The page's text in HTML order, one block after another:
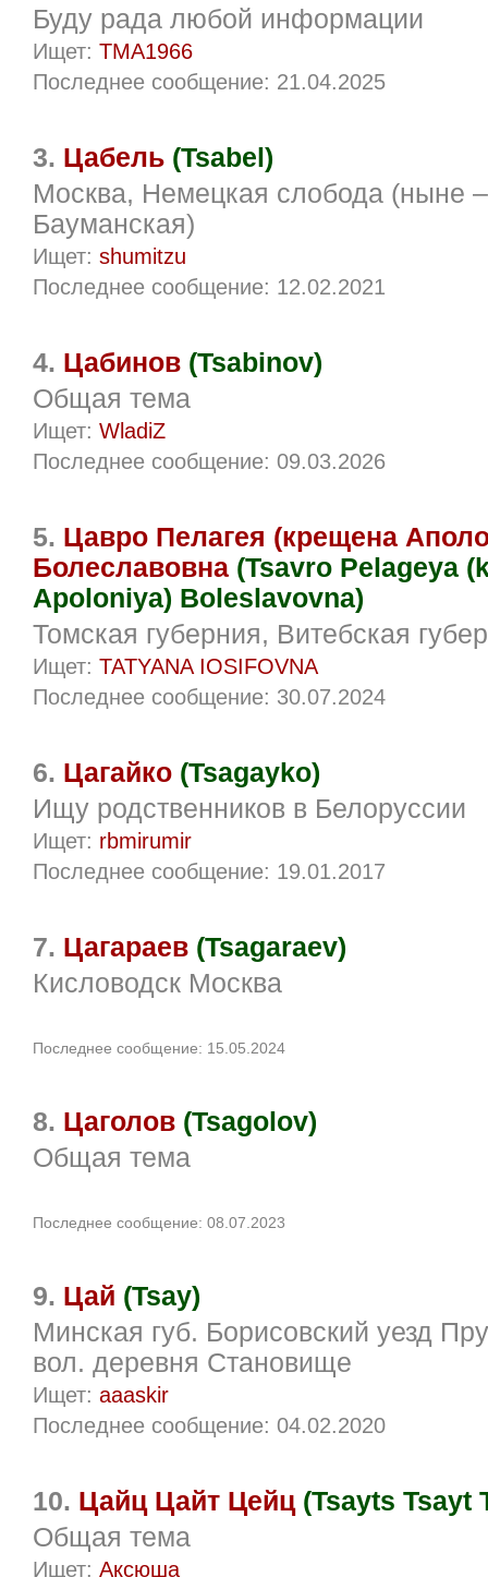
Буду рада любой информации
Ищет: TMA1966
Последнее сообщение: 21.04.2025
3. Цабель (Tsabel)
Москва, Немецкая слобода (ныне
Бауманская)
Ищет: shumitzu
Последнее сообщение: 12.02.2021
4. Цабинов (Tsabinov)
Общая тема
Ищет: WladiZ
Последнее сообщение: 09.03.2026
5. Цавро Пелагея (крещена
Болеславовна (Tsavro Pelageya
Apoloniya) Boleslavovna)
Томская губерния, Витебская
Ищет: TATYANA IOSIFOVNA
Последнее сообщение: 30.07.2024
6. Цагайко (Tsagayko)
Ищу родственников в Белоруссии
Ищет: rbmirumir
Последнее сообщение: 19.01.2017
7. Цагараев (Tsagaraev)
Кисловодск Москва
Последнее сообщение: 15.05.2024
8. Цаголов (Tsagolov)
Общая тема
Последнее сообщение: 08.07.2023
9. Цай (Tsay)
Минская губ. Борисовский уезд
вол. деревня Становище
Ищет: aaaskir
Последнее сообщение: 04.02.2020
10. Цайц Цайт Цейц(Tsayts Tsayt
Общая тема
Ищет: Аксюша